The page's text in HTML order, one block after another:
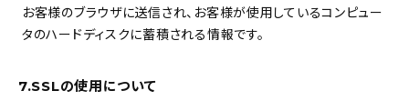
お客様のブラウザに送信され、お客様が使用しているコンピュー
タのハードディスクに蓄積される情報です。
7.SSLの使用について